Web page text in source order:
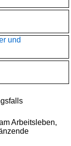
und
Arbeitsleben,